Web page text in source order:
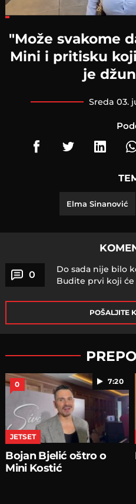
"Može svakome
Mini i pritisku
je
sreda 03.
Elma Sinanović
0
Do sada nije bilo
Budite prvi koji
POŠALJITE
7:20
0
JETSET
Bojan Bjelić oštro o
Mini Kostić